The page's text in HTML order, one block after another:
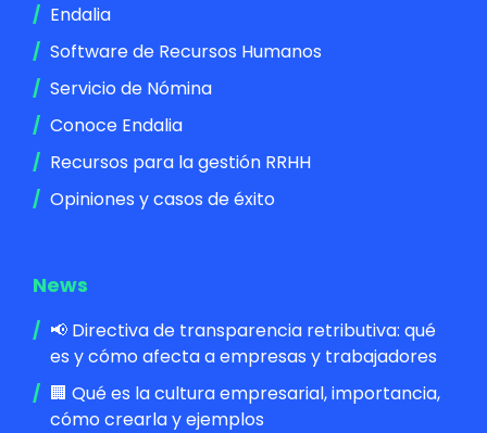
Endalia
Software de Recursos Humanos
Servicio de Nómina
Conoce Endalia
Recursos para la gestión RRHH
Opiniones y casos de éxito
News
📢 Directiva de transparencia retributiva: qué
es y cómo afecta a empresas y trabajadores
🏢 Qué es la cultura empresarial, importancia,
cómo crearla y ejemplos